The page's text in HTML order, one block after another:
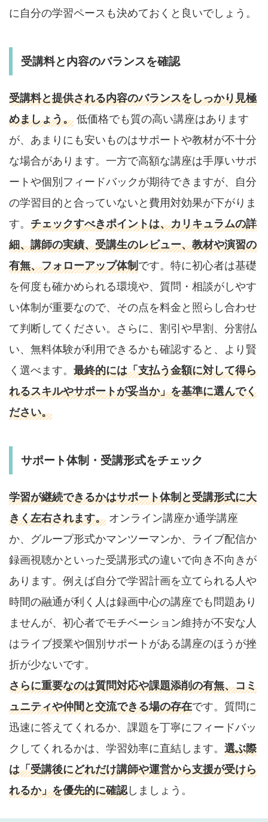
に自分の学習ペースも決めておくと良いでしょう。
受講料と内容のバランスを確認
受講料と提供される内容のバランスをしっかり見極
めましょう。 低価格でも質の高い講座はあります
が、あまりにも安いものはサポートや教材が不十分
な場合があります。一方で高額な講座は手厚いサポ
ートや個別フィードバックが期待できますが、自分
の学習目的と合っていないと費用対効果が下がりま
す。 チェックすべきポイントは、カリキュラムの詳
細、講師の実績、受講生のレビュー、教材や演習の
有無、フォローアップ体制です。特に初心者は基礎
を何度も確かめられる環境や、質問・相談がしやす
い体制が重要なので、その点を料金と照らし合わせ
て判断してください。さらに、割引や早割、分割払
い、無料体験が利用できるかも確認すると、より賢
く選べます。 最終的には「支払う金額に対して得ら
れるスキルやサポートが妥当か」を基準に選んでく
ださい。
サポート体制・受講形式をチェック
学習が継続できるかはサポート体制と受講形式に大
きく左右されます。 オンライン講座か通学講座
か、グループ形式かマンツーマンか、ライブ配信か
録画視聴かといった受講形式の違いで向き不向きが
あります。例えば自分で学習計画を立てられる人や
時間の融通が利く人は録画中心の講座でも問題あり
ませんが、初心者でモチベーション維持が不安な人
はライブ授業や個別サポートがある講座のほうが挫
折が少ないです。
さらに重要なのは質問対応や課題添削の有無、コミ
ュニティや仲間と交流できる場の存在です。質問に
迅速に答えてくれるか、課題を丁寧にフィードバッ
クしてくれるかは、学習効率に直結します。 選ぶ際
は「受講後にどれだけ講師や運営から支援が受けら
れるか」を優先的に確認しましょう。